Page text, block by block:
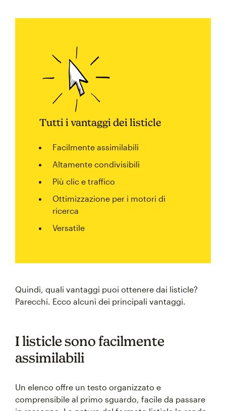
Tutti i vantaggi dei listicle
Facilmente assimilabili
Altamente condivisibili
Più clic e traffico
Ottimizzazione per i motori di
ricerca
Versatile
Quindi, quali vantaggi puoi ottenere dai listicle?
Parecchi. Ecco alcuni dei principali vantaggi.
I listicle sono facilmente
assimilabili
Un elenco offre un testo organizzato e
comprensibile al primo sguardo, facile da passare